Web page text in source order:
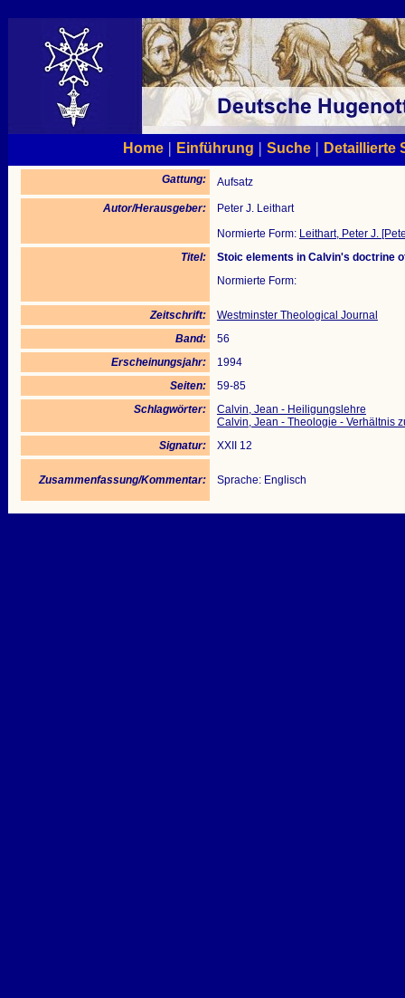
Home| Einführung | Suche| Detaillierte
Gattung: Aufsatz
Autor/Herausgeber:
Peter J. Leithart
Normierte Form: Leithart, Peter J.
Titel:
Stoic elements in Calvin's doctrine
Normierte Form:
Zeitschrift:
Westminster Theological Journal
Band:
56
Erscheinungsjahr:
1994
Seiten:
59-85
Schlagwörter:
Calvin, Jean - Heiligungslehre
Calvin, Jean - Theologie - Verhältnis
Signatur:
XXII 12
Zusammenfassung/Kommentar: Sprache: Englisch